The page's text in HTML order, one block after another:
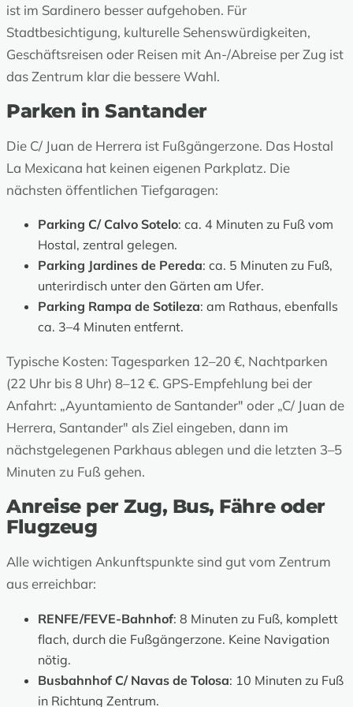
ist im Sardinero besser aufgehoben. Für
Stadtbesichtigung, kulturelle Sehenswürdigkeiten,
Geschäftsreisen oder Reisen mit An-/Abreise per Zug ist
das Zentrum klar die bessere Wahl.
Parken in Santander
Die C/ Juan de Herrera ist Fußgängerzone. Das Hostal
La Mexicana hat keinen eigenen Parkplatz. Die
nächsten öffentlichen Tiefgaragen:
Parking C/ Calvo Sotelo: ca. 4 Minuten zu Fuß vom
Hostal, zentral gelegen.
Parking Jardines de Pereda: ca. 5 Minuten zu Fuß,
unterirdisch unter den Gärten am Ufer.
Parking Rampa de Sotileza: am Rathaus, ebenfalls
ca. 3–4 Minuten entfernt.
Typische Kosten: Tagesparken 12–20 €, Nachtparken
(22 Uhr bis 8 Uhr) 8–12 €. GPS-Empfehlung bei der
Anfahrt: „Ayuntamiento de Santander" oder „C/ Juan de
Herrera, Santander" als Ziel eingeben, dann im
nächstgelegenen Parkhaus ablegen und die letzten 3–5
Minuten zu Fuß gehen.
Anreise per Zug, Bus, Fähre oder
Flugzeug
Alle wichtigen Ankunftspunkte sind gut vom Zentrum
aus erreichbar:
RENFE/FEVE-Bahnhof: 8 Minuten zu Fuß, komplett
flach, durch die Fußgängerzone. Keine Navigation
nötig.
Busbahnhof C/ Navas de Tolosa: 10 Minuten zu Fuß
in Richtung Zentrum.